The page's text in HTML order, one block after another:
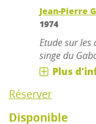
Jean-Pierre
1974
Etude sur
singe du
Plus
Réserver
Disponible